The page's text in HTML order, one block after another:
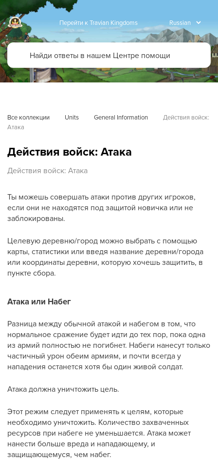
Перейти к Travian Kingdoms
Все коллекции Units General Information
Действия войск:
Атака
Действия войск: Атака
Действия войск: Атака
Ты можешь совершать атаки против других игроков,
если они не находятся под защитой новичка или не
заблокированы.
Целевую деревню/город можно выбрать с помощью
карты, статистики или введя название деревни/города
или координаты деревни, которую хочешь защитить, в
пункте сбора.
Атака или Набег
Разница между обычной атакой и набегом в том, что
нормальное сражение будет идти до тех пор, пока одна
из армий полностью не погибнет. Набеги нанесут только
частичный урон обеим армиям, и почти всегда у
нападения останется хотя бы один живой солдат.
Атака должна уничтожить цель.
Этот режим следует применять к целям, которые
необходимо уничтожить. Количество захваченных
ресурсов при набеге не уменьшается. Атака может
нанести больше вреда и нападающему, и
защищающемуся, чем набег.